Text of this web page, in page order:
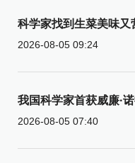
科学家找到生菜美味又
2026-08-05 09:24
我国科学家首获威廉·
2026-08-05 07:40